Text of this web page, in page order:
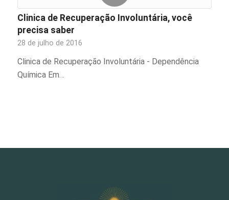
Clinica de Recuperação Involuntária, você
precisa saber
28 de julho de 2016
Clinica de Recuperação Involuntária - Dependência
Química Em…